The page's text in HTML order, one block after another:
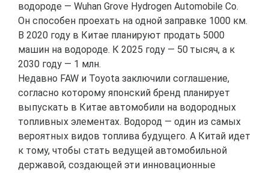
водороде — Wuhan Grove Hydrogen Automobile Co.
Он способен проехать на одной заправке 1000 км.
В 2020 году в Китае планируют продать 5000
машин на водороде. К 2025 году — 50 тысяч, а к
2030 году — 1 млн.
Недавно FAW и Toyota заключили соглашение,
согласно которому японский бренд планирует
выпускать в Китае автомобили на водородных
топливных элементах. Водород — один из самых
вероятных видов топлива будущего. А Китай идет
к тому, чтобы стать ведущей автомобильной
державой, создающей эти инновационные